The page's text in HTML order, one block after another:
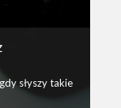
słyszy takie